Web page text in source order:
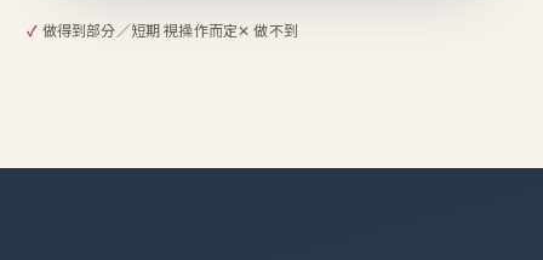
✓ 做得到部分／短期 視操作而定✕ 做不到